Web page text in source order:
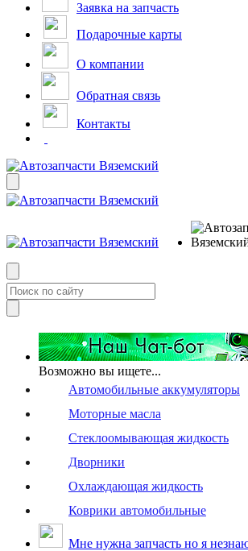
Заявка на запчасть
Подарочные карты
О компании
Обратная связь
Контакты
Возможно вы ищете...
Автомобильные аккумуляторы
Моторные масла
Стеклоомывающая жидкость
Дворники
Охлаждающая жидкость
Коврики автомобильные
Мне нужна запчасть но я